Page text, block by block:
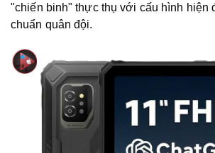
"chiến binh" thực thụ với cấu hình hiện
chuẩn quân đội.